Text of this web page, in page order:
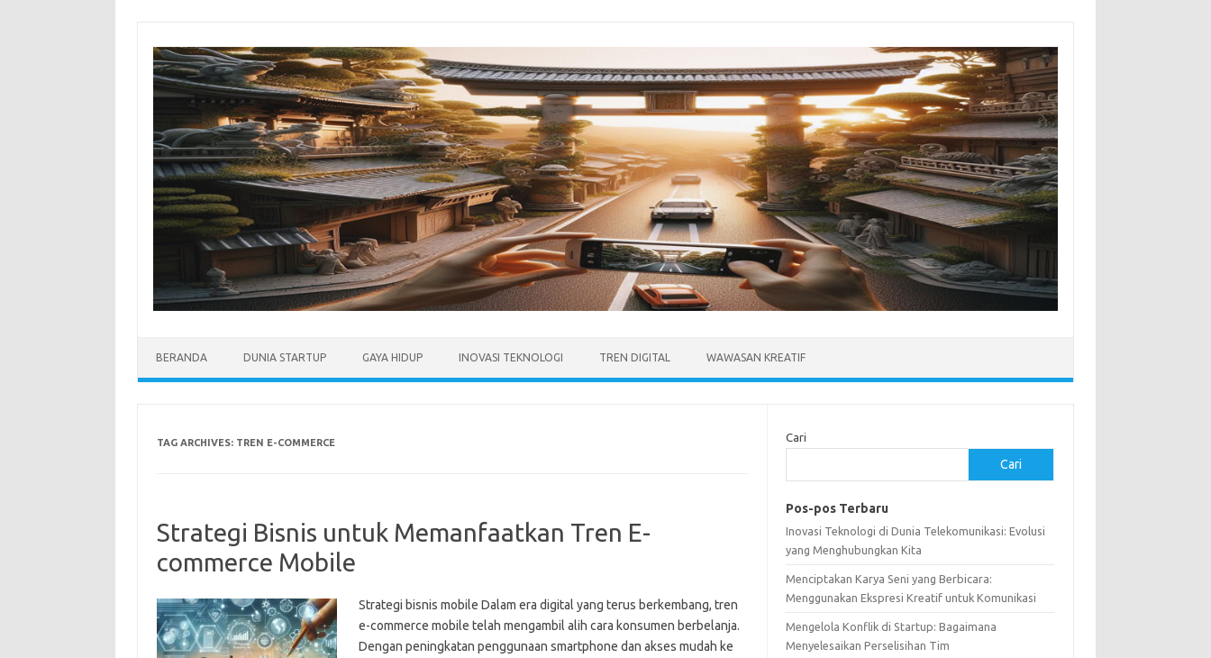
content
BERANDA DUNIA STARTUP GAYA HIDUP INOVASI TEKNOLOGI TREN DIGITAL WAWASAN KREATIF
TAG ARCHIVES: TREN E-COMMERCE
Strategi Bisnis untuk Memanfaatkan Tren E-
commerce Mobile
Strategi bisnis mobile Dalam era digital yang terus berkembang, tren
e-commerce mobile telah mengambil alih cara konsumen berbelanja.
Dengan peningkatan penggunaan smartphone dan akses mudah ke
Cari
Cari
Pos-pos Terbaru
Inovasi Teknologi di Dunia Telekomunikasi: Evolusi
yang Menghubungkan Kita
Menciptakan Karya Seni yang Berbicara:
Menggunakan Ekspresi Kreatif untuk Komunikasi
Mengelola Konflik di Startup: Bagaimana
Menyelesaikan Perselisihan Tim